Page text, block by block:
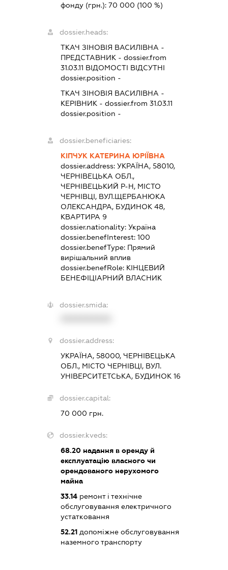
фонду (грн.): 70 000 (100 %)
dossier.heads:
ТКАЧ ЗІНОВІЯ ВАСИЛІВНА -
ПРЕДСТАВНИК- dossier.from
31.03.11 ВІДОМОСТІ ВІДСУТНІ
dossier.position -
ТКАЧ ЗІНОВІЯ ВАСИЛІВНА -
КЕРІВНИК- dossier.from 31.03.11
dossier.position -
dossier.beneficiaries:
КІПЧУК КАТЕРИНА ЮРІЇВНА
dossier.address: УКРАЇНА, 58010,
ЧЕРНІВЕЦЬКА ОБЛ.,
ЧЕРНІВЕЦЬКИЙ Р-Н, МІСТО
ЧЕРНІВЦІ, ВУЛ.ЩЕРБАНЮКА
ОЛЕКСАНДРА, БУДИНОК 48,
КВАРТИРА 9
dossier.nationality: Україна
dossier.benefInterest: 100
dossier.benefType: Прямий
вирішальний вплив
dossier.benefRole: КІНЦЕВИЙ
БЕНЕФІЦІАРНИЙ ВЛАСНИК
dossier.smida:
dossier.address:
УКРАЇНА, 58000, ЧЕРНІВЕЦЬКА
ОБЛ., МІСТО ЧЕРНІВЦІ, ВУЛ.
УНІВЕРСИТЕТСЬКА, БУДИНОК 16
dossier.capital:
70 000 грн.
dossier.kveds:
68.20надання в оренду й
експлуатацію власного чи
орендованого нерухомого
майна
33.14ремонт і технічне
обслуговування електричного
устатковання
52.21допоміжне обслуговування
наземного транспорту